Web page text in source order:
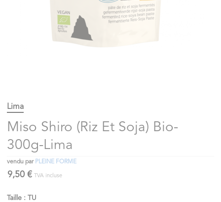
Lima
Miso Shiro (Riz Et Soja) Bio-
300g-Lima
vendu par PLEINE FORME
9,50 € TVA incluse
Taille : TU